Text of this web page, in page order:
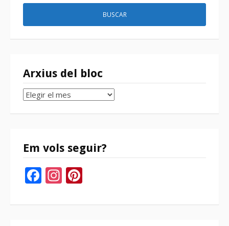
Arxius del bloc
Arxius
bloc
Em vols seguir?
Facebook
Instagram